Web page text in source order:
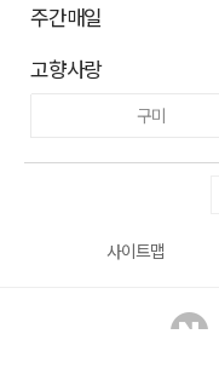
주간매일
고향사랑
구미
사이트맵